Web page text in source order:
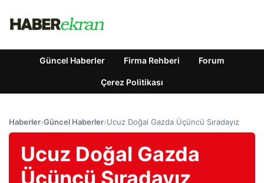
Güncel Haberler Firma Rehberi Forum
Çerez Politikası
Haberler›Güncel Haberler›Ucuz Doğal Gazda Üçüncü Sıradayız
Ucuz Doğal Gazda
Üçüncü Sıradayız